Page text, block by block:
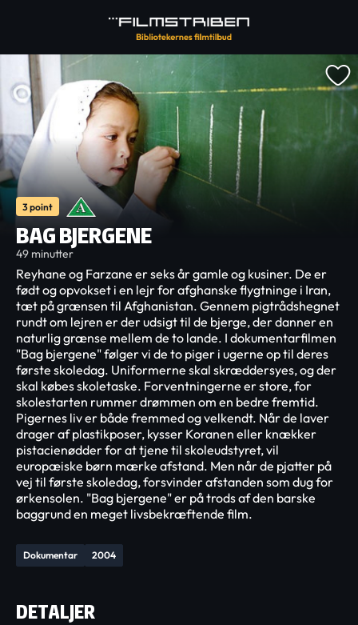
3 point
BAG BJERGENE
49 minutter
Dokumentar 2004
Reyhane og Farzane er seks år gamle og kusiner. De er
født og opvokset i en lejr for afghanske flygtninge i Iran,
tæt på grænsen til Afghanistan. Gennem pigtrådshegnet
rundt om lejren er der udsigt til de bjerge, der danner en
naturlig grænse mellem de to lande. I dokumentarfilmen
"Bag bjergene" følger vi de to piger i ugerne op til deres
første skoledag. Uniformerne skal skræddersyes, og der
skal købes skoletaske. Forventningerne er store, for
skolestarten rummer drømmen om en bedre fremtid.
Pigernes liv er både fremmed og velkendt. Når de laver
drager af plastikposer, kysser Koranen eller knækker
pistacienødder for at tjene til skoleudstyret, vil
europæiske børn mærke afstand. Men når de pjatter på
vej til første skoledag, forsvinder afstanden som dug for
ørkensolen. "Bag bjergene" er på trods af den barske
baggrund en meget livsbekræftende film.
DETALJER